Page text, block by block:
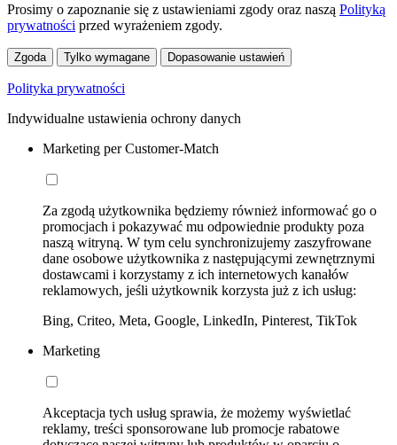
Prosimy o zapoznanie się z ustawieniami zgody oraz naszą Polityką
prywatności przed wyrażeniem zgody.
Zgoda Tylko wymagane Dopasowanie ustawień
Polityka prywatności
Indywidualne ustawienia ochrony danych
Marketing per Customer-Match
Za zgodą użytkownika będziemy również informować go o
promocjach i pokazywać mu odpowiednie produkty poza
naszą witryną. W tym celu synchronizujemy zaszyfrowane
dane osobowe użytkownika z następującymi zewnętrznymi
dostawcami i korzystamy z ich internetowych kanałów
reklamowych, jeśli użytkownik korzysta już z ich usług:
Bing, Criteo, Meta, Google, LinkedIn, Pinterest, TikTok
Marketing
Akceptacja tych usług sprawia, że możemy wyświetlać
reklamy, treści sponsorowane lub promocje rabatowe